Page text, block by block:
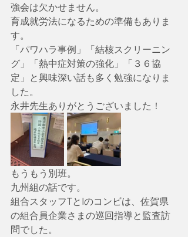
強会は欠かせません。
育成就労法になるための準備もありま
す。
「パワハラ事例」「結核スクリーニン
グ」「熱中症対策の強化」「３６協
定」と興味深い話も多く勉強になりま
した。
永井先生ありがとうございました！
もうもう別班。
九州組の話です。
組合スタッフTとIのコンビは、佐賀県
の組合員企業さまの巡回指導と監査訪
問でした。